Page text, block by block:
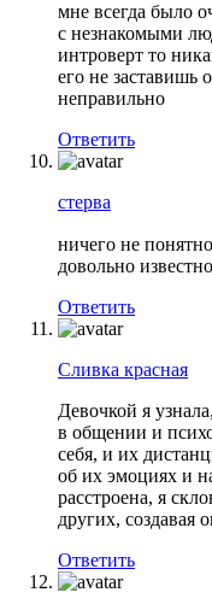
мне всегда было
с незнакомыми
интроверт то
его не заставишь
неправильно
Ответить
стерва
ничего не
довольно
Ответить
Сливка красная
Девочкой я
в общении и
себя, и их
об их эмоциях и
расстроена, я
других, создавая
Ответить